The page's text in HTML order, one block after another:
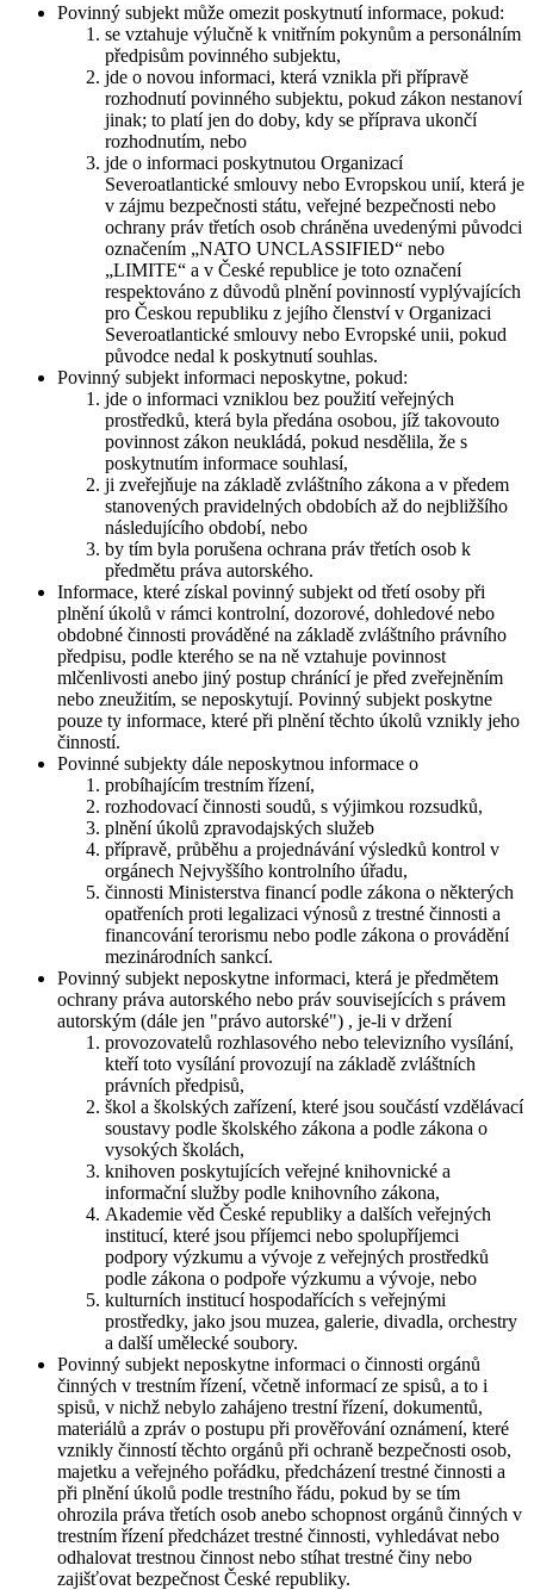
Povinný subjekt může omezit poskytnutí informace, pokud:
se vztahuje výlučně k vnitřním pokynům a personálním
předpisům povinného subjektu,
jde o novou informaci, která vznikla při přípravě
rozhodnutí povinného subjektu, pokud zákon nestanoví
jinak; to platí jen do doby, kdy se příprava ukončí
rozhodnutím, nebo
jde o informaci poskytnutou Organizací
Severoatlantické smlouvy nebo Evropskou unií, která je
v zájmu bezpečnosti státu, veřejné bezpečnosti nebo
ochrany práv třetích osob chráněna uvedenými původci
označením „NATO UNCLASSIFIED“ nebo
„LIMITE“ a v České republice je toto označení
respektováno z důvodů plnění povinností vyplývajících
pro Českou republiku z jejího členství v Organizaci
Severoatlantické smlouvy nebo Evropské unii, pokud
původce nedal k poskytnutí souhlas.
Povinný subjekt informaci neposkytne, pokud:
jde o informaci vzniklou bez použití veřejných
prostředků, která byla předána osobou, jíž takovouto
povinnost zákon neukládá, pokud nesdělila, že s
poskytnutím informace souhlasí,
ji zveřejňuje na základě zvláštního zákona a v předem
stanovených pravidelných obdobích až do nejbližšího
následujícího období, nebo
by tím byla porušena ochrana práv třetích osob k
předmětu práva autorského.
Informace, které získal povinný subjekt od třetí osoby při
plnění úkolů v rámci kontrolní, dozorové, dohledové nebo
obdobné činnosti prováděné na základě zvláštního právního
předpisu, podle kterého se na ně vztahuje povinnost
mlčenlivosti anebo jiný postup chránící je před zveřejněním
nebo zneužitím, se neposkytují. Povinný subjekt poskytne
pouze ty informace, které při plnění těchto úkolů vznikly jeho
činností.
Povinné subjekty dále neposkytnou informace o
probíhajícím trestním řízení,
rozhodovací činnosti soudů, s výjimkou rozsudků,
plnění úkolů zpravodajských služeb
přípravě, průběhu a projednávání výsledků kontrol v
orgánech Nejvyššího kontrolního úřadu,
činnosti Ministerstva financí podle zákona o některých
opatřeních proti legalizaci výnosů z trestné činnosti a
financování terorismu nebo podle zákona o provádění
mezinárodních sankcí.
Povinný subjekt neposkytne informaci, která je předmětem
ochrany práva autorského nebo práv souvisejících s právem
autorským (dále jen "právo autorské") , je-li v držení
provozovatelů rozhlasového nebo televizního vysílání,
kteří toto vysílání provozují na základě zvláštních
právních předpisů,
škol a školských zařízení, které jsou součástí vzdělávací
soustavy podle školského zákona a podle zákona o
vysokých školách,
knihoven poskytujících veřejné knihovnické a
informační služby podle knihovního zákona,
Akademie věd České republiky a dalších veřejných
institucí, které jsou příjemci nebo spolupříjemci
podpory výzkumu a vývoje z veřejných prostředků
podle zákona o podpoře výzkumu a vývoje, nebo
kulturních institucí hospodařících s veřejnými
prostředky, jako jsou muzea, galerie, divadla, orchestry
a další umělecké soubory.
Povinný subjekt neposkytne informaci o činnosti orgánů
činných v trestním řízení, včetně informací ze spisů, a to i
spisů, v nichž nebylo zahájeno trestní řízení, dokumentů,
materiálů a zpráv o postupu při prověřování oznámení, které
vznikly činností těchto orgánů při ochraně bezpečnosti osob,
majetku a veřejného pořádku, předcházení trestné činnosti a
při plnění úkolů podle trestního řádu, pokud by se tím
ohrozila práva třetích osob anebo schopnost orgánů činných v
trestním řízení předcházet trestné činnosti, vyhledávat nebo
odhalovat trestnou činnost nebo stíhat trestné činy nebo
zajišťovat bezpečnost České republiky.